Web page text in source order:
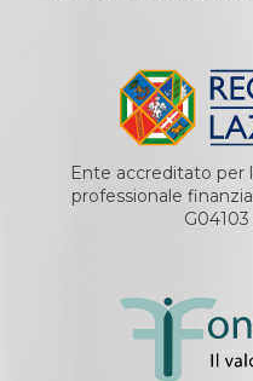
Ente accreditato per
professionale